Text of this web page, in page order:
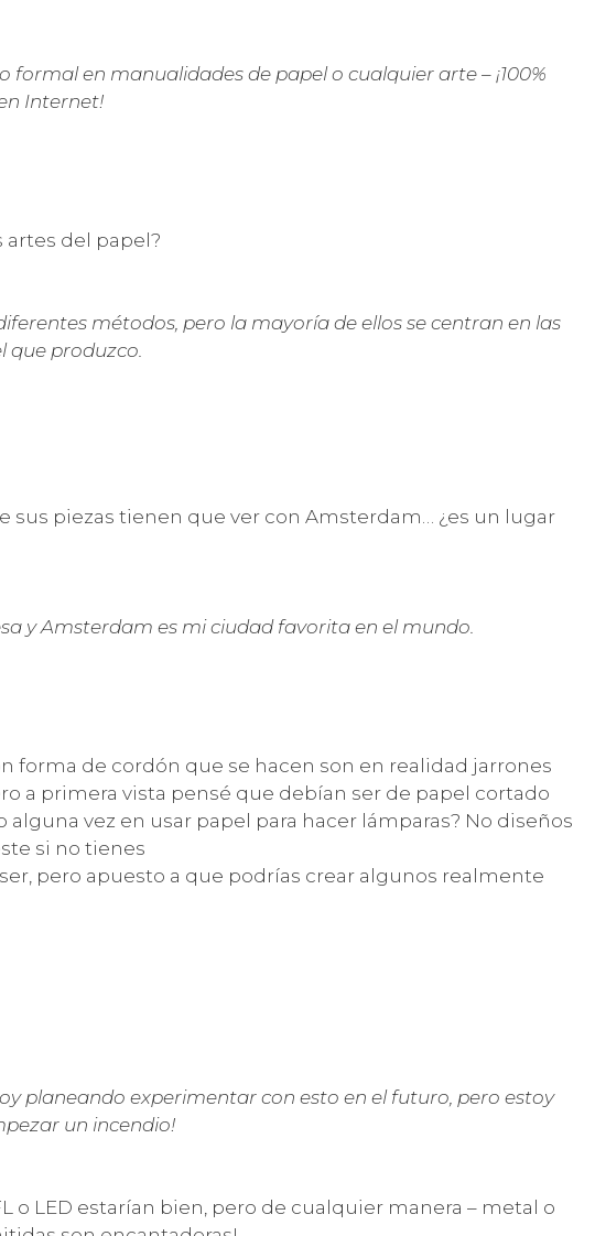
en manualidades de papel o cualquier arte – ¡100%
Internet!
artes del papel?
métodos, pero la mayoría de ellos se centran en las
que produzco.
sus piezas tienen que ver con Amsterdam… ¿es un lugar
y Amsterdam es mi ciudad favorita en el mundo.
forma de cordón que se hacen son en realidad jarrones
a primera vista pensé que debían ser de papel cortado
alguna vez en usar papel para hacer lámparas? No diseños
si no tienes
pero apuesto a que podrías crear algunos realmente
planeando experimentar con esto en el futuro, pero estoy
un incendio!
o LED estarían bien, pero de cualquier manera – metal o